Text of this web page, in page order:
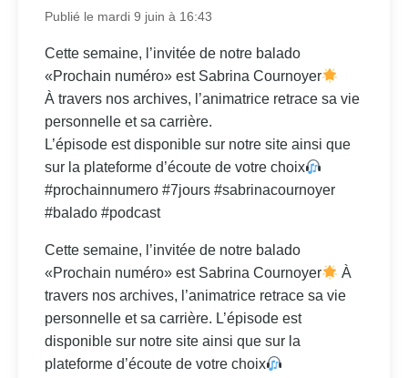
Publié le mardi 9 juin à 16:43
Cette semaine, l’invitée de notre balado
«Prochain numéro» est Sabrina Cournoyer
À travers nos archives, l’animatrice retrace sa vie
personnelle et sa carrière.
L’épisode est disponible sur notre site ainsi que
sur la plateforme d’écoute de votre choix
#prochainnumero #7jours #sabrinacournoyer
#balado #podcast
Cette semaine, l’invitée de notre balado
«Prochain numéro» est Sabrina Cournoyer
À
travers nos archives, l’animatrice retrace sa vie
personnelle et sa carrière. L’épisode est
disponible sur notre site ainsi que sur la
plateforme d’écoute de votre choix